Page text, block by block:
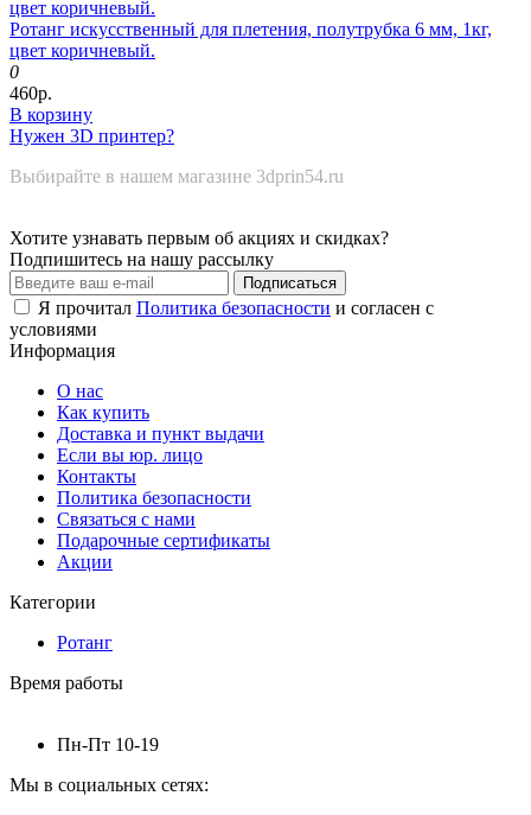
Ротанг искусственный для плетения, полутрубка 6 мм, 1кг,
цвет коричневый.
0
460р.
В корзину
Нужен 3D принтер?
Выбирайте в нашем магазине 3dprin54.ru
Хотите узнавать первым об акциях и скидках?
Подпишитесь на нашу рассылку
Подписаться
Я прочитал Политика безопасности и согласен с
условиями
Информация
О нас
Как купить
Доставка и пункт выдачи
Если вы юр. лицо
Контакты
Политика безопасности
Связаться с нами
Подарочные сертификаты
Акции
Категории
Ротанг
Время работы
Пн-Пт 10-19
Мы в социальных сетях: